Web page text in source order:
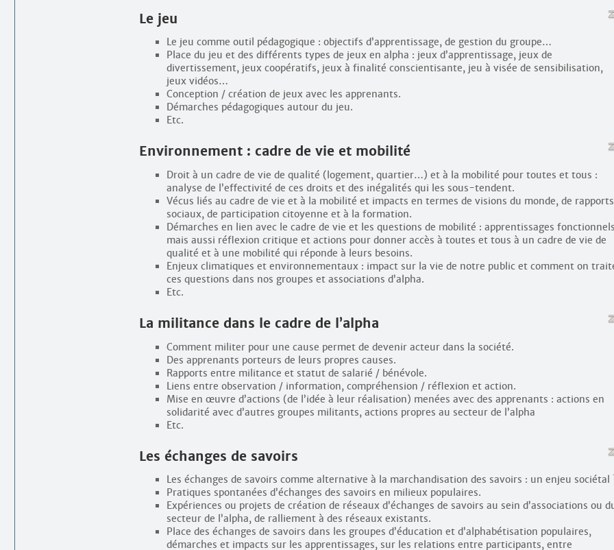
Le jeu
Le jeu comme outil pédagogique : objectifs d’apprentissage, de gestion du groupe…
Place du jeu et des différents types de jeux en alpha : jeux d’apprentissage, jeux de
divertissement, jeux coopératifs, jeux à finalité conscientisante, jeu à visée de sensibilisation,
jeux vidéos…
Conception / création de jeux avec les apprenants.
Démarches pédagogiques autour du jeu.
Etc.
Environnement : cadre de vie et mobilité
Droit à un cadre de vie de qualité (logement, quartier…) et à la mobilité pour toutes et tous :
analyse de l’effectivité de ces droits et des inégalités qui les sous-tendent.
Vécus liés au cadre de vie et à la mobilité et impacts en termes de visions du monde, de rapports
sociaux, de participation citoyenne et à la formation.
Démarches en lien avec le cadre de vie et les questions de mobilité : apprentissages
mais aussi réflexion critique et actions pour donner accès à toutes et tous à un cadre de vie de
qualité et à une mobilité qui réponde à leurs besoins.
Enjeux climatiques et environnementaux : impact sur la vie de notre public et comment on
ces questions dans nos groupes et associations d’alpha.
Etc.
La militance dans le cadre de l’alpha
Comment militer pour une cause permet de devenir acteur dans la société.
Des apprenants porteurs de leurs propres causes.
Rapports entre militance et statut de salarié / bénévole.
Liens entre observation / information, compréhension / réflexion et action.
Mise en œuvre d’actions (de l’idée à leur réalisation) menées avec des apprenants : actions en
solidarité avec d’autres groupes militants, actions propres au secteur de l’alpha
Etc.
Les échanges de savoirs
Les échanges de savoirs comme alternative à la marchandisation des savoirs : un enjeu sociétal
Pratiques spontanées d’échanges des savoirs en milieux populaires.
Expériences ou projets de création de réseaux d’échanges de savoirs au sein d’associations ou
secteur de l’alpha, de ralliement à des réseaux existants.
Place des échanges de savoirs dans les groupes d’éducation et d’alphabétisation populaires,
démarches et impacts sur les apprentissages, sur les relations entre participants, entre